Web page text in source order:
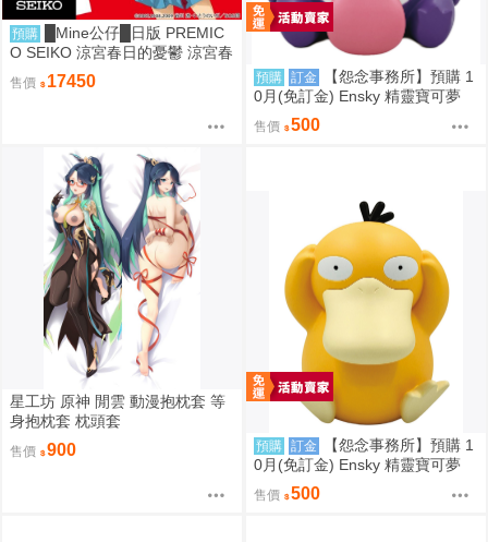
預購
█Mine公仔█日版 PREMIC
O SEIKO 涼宮春日的憂鬱 涼宮春
日 20周年紀念 20週年 手錶 聯名
手表
售價 17450 預購 訂金
【怨念事務所】預購 1
0月(免訂金) Ensky 精靈寶可夢
神奇寶貝 軟膠時間系列 寶可夢存
錢筒 耿鬼 0816
售價 500
星工坊 原神 閒雲 動漫抱枕套 等
身抱枕套 枕頭套
售價 900 預購 訂金
【怨念事務所】預購 1
0月(免訂金) Ensky 精靈寶可夢
神奇寶貝 軟膠時間系列 寶可夢存
錢筒 可達鴨 0816
售價 500